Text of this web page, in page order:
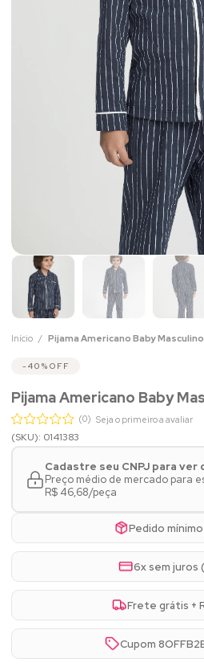
Início Pijama Americano Baby
40% OFF
Pijama Americano Baby
(0) Seja o primeiro a avaliar
(SKU): 0141383
Cadastre seu CNPJ para ver
Preço médio de mercado para
R$ 46,68/peça
Pedido
6x sem juros
Frete grátis +
Cupom